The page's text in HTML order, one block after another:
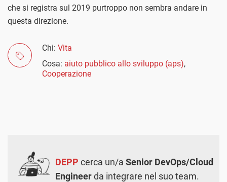
che si registra sul 2019 purtroppo non sembra andare in
questa direzione.
Chi: Vita
Cosa: aiuto pubblico allo sviluppo (aps),
Cooperazione
DEPP cerca un/a Senior DevOps/Cloud
Engineerda integrare nel suo team.